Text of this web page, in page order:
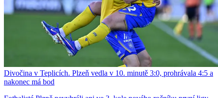
Divočina v Teplicích. Plzeň vedla v 10. minutě 3:0, prohrávala 4:5 a
nakonec má bod